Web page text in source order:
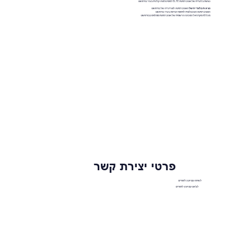
נציגות בלעדית של אוניברסיטת ELTE לפסיכולוגיה קלינית בעיר בודפשט
נציגות בלעדית שלהאוניברסיטה לוטרינריה של בודפשט
האוניברסיטה הטכנולוגית לתחומי הנדסה בעיר בודפשט
מכללת מקדניאל המכינה הרשמית של אוניברסיטת סמלוויס בבודפשט
פרטי יצירת קשר
לשיחה עם יועץ לימודים
לצ'אט עם יועץ לימודים